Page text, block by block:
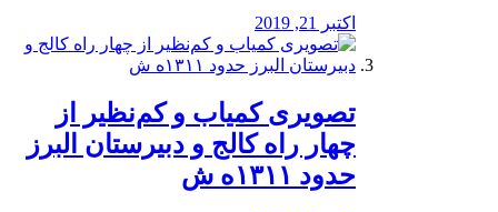
اکتبر 21, 2019
️تصویری کمیاب و کم‌نظیر از
چهار راه كالج و دبيرستان البرز
حدود ۱۳۱۱ه ش